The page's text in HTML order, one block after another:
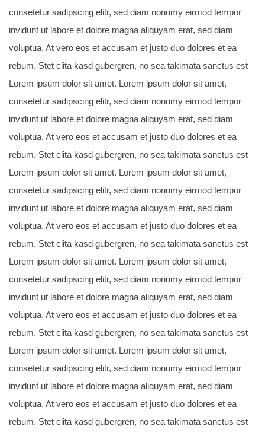
consetetur sadipscing elitr, sed diam nonumy eirmod tempor
invidunt ut labore et dolore magna aliquyam erat, sed diam
voluptua. At vero eos et accusam et justo duo dolores et ea
rebum. Stet clita kasd gubergren, no sea takimata sanctus est
Lorem ipsum dolor sit amet. Lorem ipsum dolor sit amet,
consetetur sadipscing elitr, sed diam nonumy eirmod tempor
invidunt ut labore et dolore magna aliquyam erat, sed diam
voluptua. At vero eos et accusam et justo duo dolores et ea
rebum. Stet clita kasd gubergren, no sea takimata sanctus est
Lorem ipsum dolor sit amet. Lorem ipsum dolor sit amet,
consetetur sadipscing elitr, sed diam nonumy eirmod tempor
invidunt ut labore et dolore magna aliquyam erat, sed diam
voluptua. At vero eos et accusam et justo duo dolores et ea
rebum. Stet clita kasd gubergren, no sea takimata sanctus est
Lorem ipsum dolor sit amet. Lorem ipsum dolor sit amet,
consetetur sadipscing elitr, sed diam nonumy eirmod tempor
invidunt ut labore et dolore magna aliquyam erat, sed diam
voluptua. At vero eos et accusam et justo duo dolores et ea
rebum. Stet clita kasd gubergren, no sea takimata sanctus est
Lorem ipsum dolor sit amet. Lorem ipsum dolor sit amet,
consetetur sadipscing elitr, sed diam nonumy eirmod tempor
invidunt ut labore et dolore magna aliquyam erat, sed diam
voluptua. At vero eos et accusam et justo duo dolores et ea
rebum. Stet clita kasd gubergren, no sea takimata sanctus est